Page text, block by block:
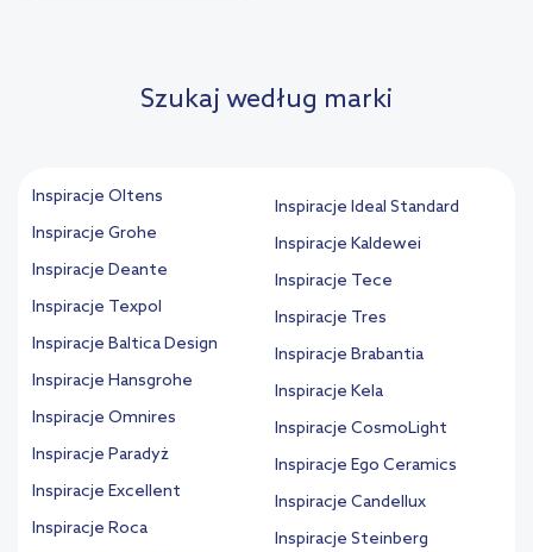
Szukaj według marki
Inspiracje Oltens
Inspiracje Grohe
Inspiracje Deante
Inspiracje Texpol
Inspiracje Baltica Design
Inspiracje Hansgrohe
Inspiracje Omnires
Inspiracje Paradyż
Inspiracje Excellent
Inspiracje Roca
Inspiracje Ideal Standard
Inspiracje Kaldewei
Inspiracje Tece
Inspiracje Tres
Inspiracje Brabantia
Inspiracje Kela
Inspiracje CosmoLight
Inspiracje Ego Ceramics
Inspiracje Candellux
Inspiracje Steinberg